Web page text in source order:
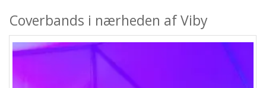
Coverbands i nærheden af Viby